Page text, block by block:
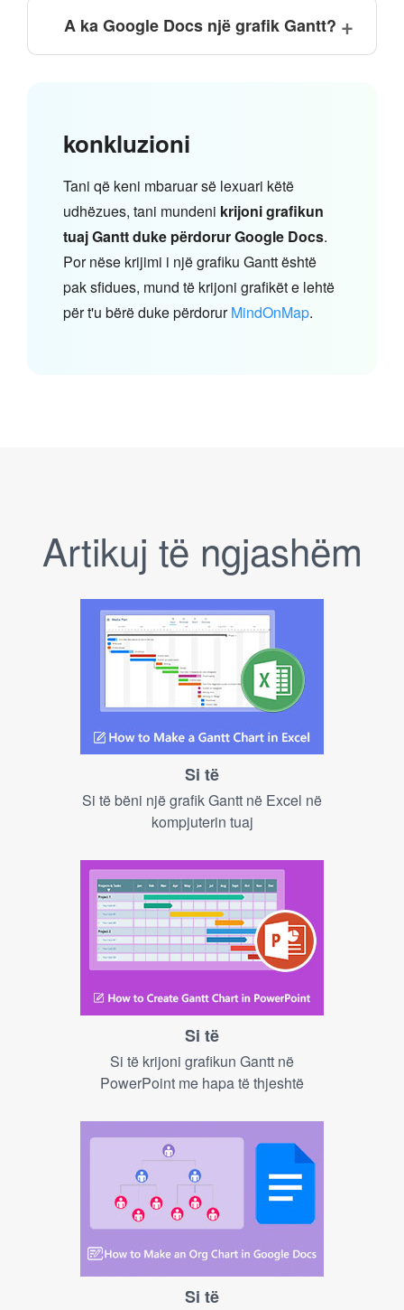
A ka Google Docs një grafik Gantt?
konkluzioni
Tani që keni mbaruar së lexuari këtë
udhëzues, tani mundeni krijoni grafikun
tuaj Gantt duke përdorur Google Docs.
Por nëse krijimi i një grafiku Gantt është
pak sfidues, mund të krijoni grafikët e lehtë
për t'u bërë duke përdorurMindOnMap.
Artikuj të ngjashëm
Si të
Si të bëni një grafik Gantt në Excel në
kompjuterin tuaj
Si të
Si të krijoni grafikun Gantt në
PowerPoint me hapa të thjeshtë
Si të